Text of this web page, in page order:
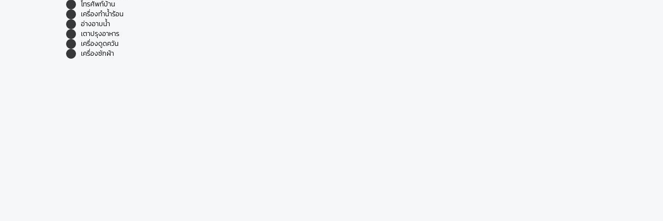
โทรศัพท์บ้าน
เครื่องทำน้ำร้อน
อ่างอาบน้ำ
เตาปรุงอาหาร
เครื่องดูดควัน
เครื่องซักผ้า